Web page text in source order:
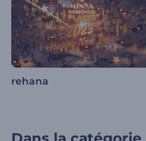
rehana